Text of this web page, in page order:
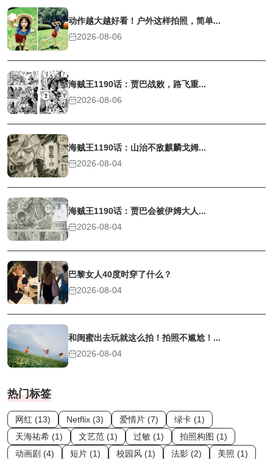
动作越大越好看！户外这样拍照，简单...
2026-08-06
海贼王1190话：贾巴战败，路飞重...
2026-08-06
海贼王1190话：山治不敌麒麟戈姆...
2026-08-04
海贼王1190话：贾巴会被伊姆大人...
2026-08-04
巴黎女人40度时穿了什么？
2026-08-04
和闺蜜出去玩就这么拍！拍照不尴尬！...
2026-08-04
热门标签
网红 (13) Netflix (3) 爱情片 (7)
绿卡 (1)
天海祐希 (1)
文艺范 (1) 过敏 (1)
拍照构图 (1)
动画剧 (4)
短片 (1) 校园风 (1) 法影 (2)
美照 (1)